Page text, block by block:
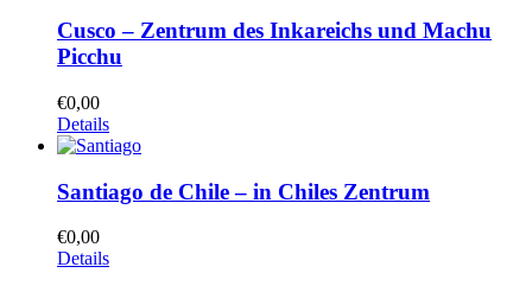
Cusco – Zentrum des Inkareichs und Machu
Picchu
€0,00
Details
Santiago de Chile – in Chiles Zentrum
€0,00
Details